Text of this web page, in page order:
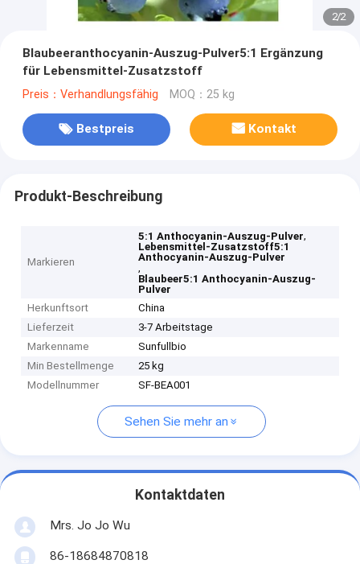
2/2
Blaubeeranthocyanin-Auszug-Pulver5:1 Ergänzung
für Lebensmittel-Zusatzstoff
Preis：Verhandlungsfähig MOQ：25 kg
Bestpreis Kontakt
Produkt-Beschreibung
Markieren
5:1 Anthocyanin-Auszug-Pulver,
Lebensmittel-Zusatzstoff5:1
Anthocyanin-Auszug-Pulver
,
Blaubeer5:1 Anthocyanin-Auszug-
Pulver
Herkunftsort
China
Lieferzeit
3-7 Arbeitstage
Markenname
Sunfullbio
Min Bestellmenge
25 kg
Modellnummer
SF-BEA001
Sehen Sie mehr an
Kontaktdaten
Mrs. Jo Jo Wu
86-18684870818